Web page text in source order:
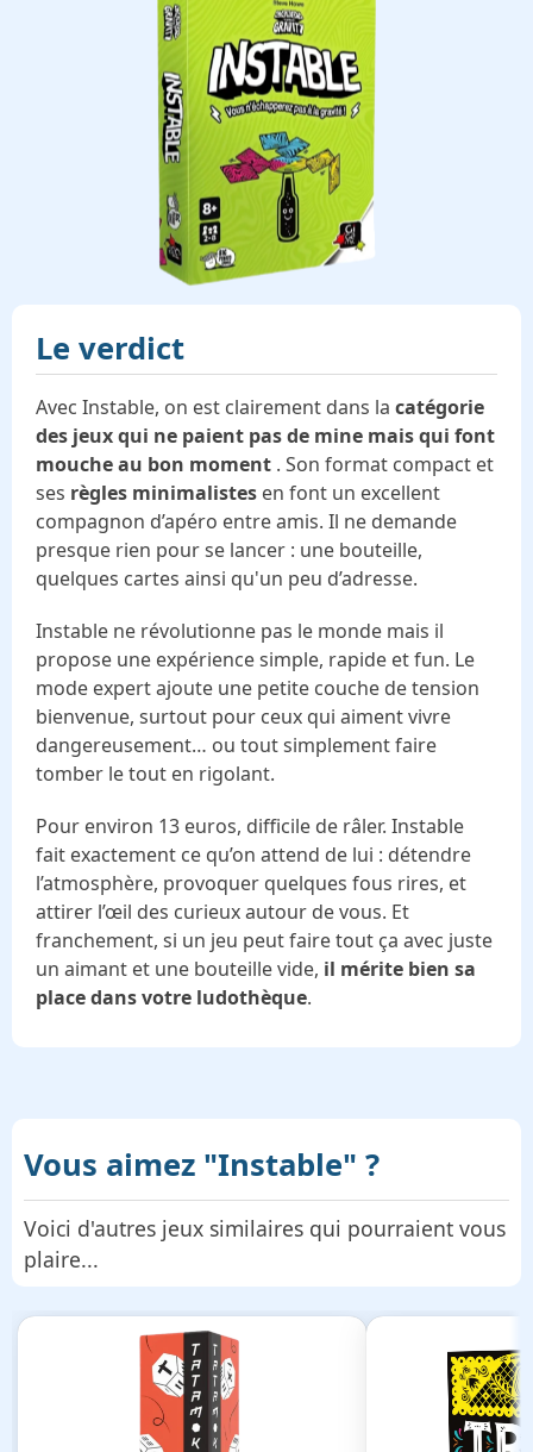
Le verdict
Avec Instable, on est clairement dans la catégorie
des jeux qui ne paient pas de mine mais qui font
mouche au bon moment . Son format compact et
ses règles minimalistes en font un excellent
compagnon d’apéro entre amis. Il ne demande
presque rien pour se lancer : une bouteille,
quelques cartes ainsi qu'un peu d’adresse.
Instable ne révolutionne pas le monde mais il
propose une expérience simple, rapide et fun. Le
mode expert ajoute une petite couche de tension
bienvenue, surtout pour ceux qui aiment vivre
dangereusement… ou tout simplement faire
tomber le tout en rigolant.
Pour environ 13 euros, difficile de râler. Instable
fait exactement ce qu’on attend de lui : détendre
l’atmosphère, provoquer quelques fous rires, et
attirer l’œil des curieux autour de vous. Et
franchement, si un jeu peut faire tout ça avec juste
un aimant et une bouteille vide, il mérite bien sa
place dans votre ludothèque.
Vous aimez "Instable" ?
Voici d'autres jeux similaires qui pourraient vous
plaire...